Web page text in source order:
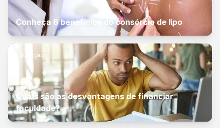
Conheça 6 benefícios do consórcio de lipo
Educação
Quais são as desvantagens de financiar
faculdade?